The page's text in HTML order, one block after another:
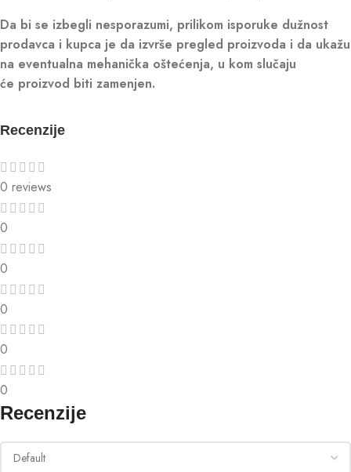
Da bi se izbegli nesporazumi, prilikom isporuke dužnost
prodavca i kupca je da izvrše pregled proizvoda i da ukažu
na eventualna mehanička oštećenja, u kom slučaju
će proizvod biti zamenjen.
Recenzije
0 reviews
0
0
0
0
0
Recenzije